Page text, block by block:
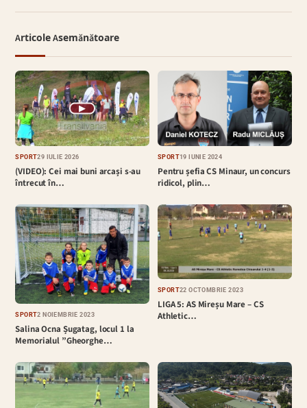
Articole Asemănătoare
▶
SPORT29 IULIE 2026
(VIDEO): Cei mai buni arcași s-au
întrecut în…
SPORT19 IUNIE 2024
Pentru șefia CS Minaur, un concurs
ridicol, plin…
SPORT2 NOIEMBRIE 2023
Salina Ocna Șugatag, locul 1 la
Memorialul ”Gheorghe…
SPORT22 OCTOMBRIE 2023
LIGA 5: AS Mireșu Mare – CS
Athletic…